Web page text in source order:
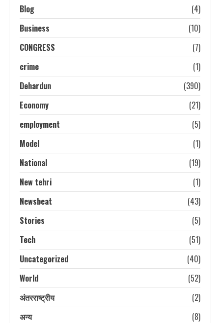
Blog
(4)
Business
(10)
CONGRESS
(7)
crime
(1)
Dehardun
(390)
Economy
(21)
employment
(5)
Model
(1)
National
(19)
New tehri
(1)
Newsbeat
(43)
Stories
(5)
Tech
(51)
Uncategorized
(40)
World
(52)
अंतरराष्ट्रीय
(2)
अन्य
(8)